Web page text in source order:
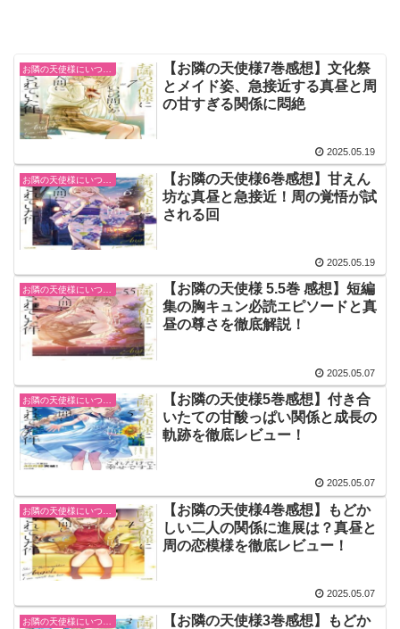
【お隣の天使様7巻感想】文化祭
とメイド姿、急接近する真昼と周
の甘すぎる関係に悶絶
2025.05.19
【お隣の天使様6巻感想】甘えん
坊な真昼と急接近！周の覚悟が試
される回
2025.05.19
お隣の天使様にいつの間にか駄目人間にされていた件
【お隣の天使様 5.5巻 感想】短編
集の胸キュン必読エピソードと真
昼の尊さを徹底解説！
2025.05.07
【お隣の天使様5巻感想】付き合
いたての甘酸っぱい関係と成長の
軌跡を徹底レビュー！
2025.05.07
【お隣の天使様4巻感想】もどか
しい二人の関係に進展は？真昼と
周の恋模様を徹底レビュー！
2025.05.07
【お隣の天使様3巻感想】もどか